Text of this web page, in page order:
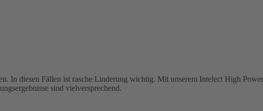
In diesen Fällen ist rasche Linderung wichtig. Mit unserem Intelect High
sind vielversprechend.